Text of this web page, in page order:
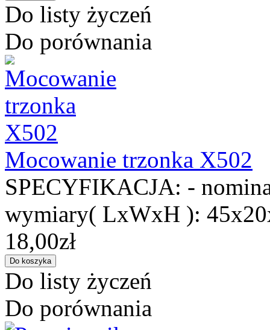
Do listy życzeń
Do porównania
Mocowanie trzonka X502
SPECYFIKACJA: -
wymiary( LxWxH ):
18,00zł
Do listy życzeń
Do porównania